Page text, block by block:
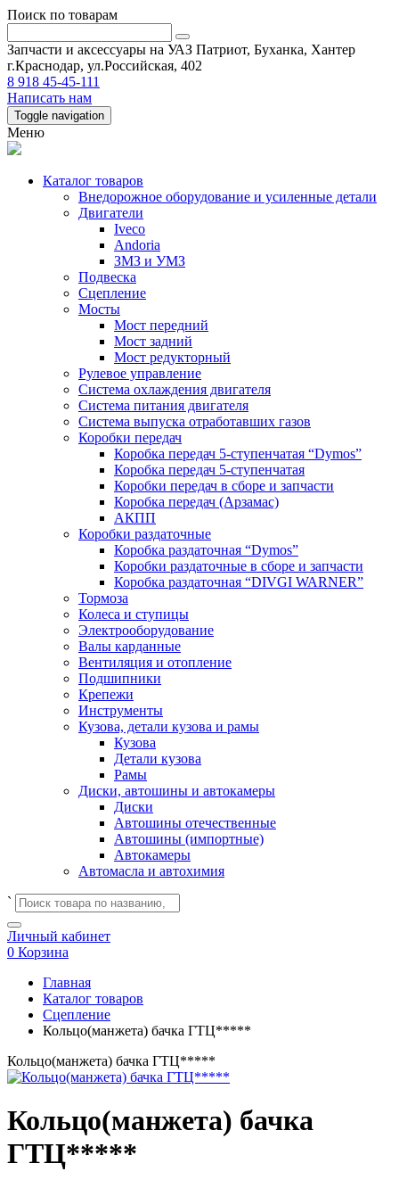
Поиск по товарам
Запчасти и аксессуары на УАЗ Патриот, Буханка, Хантер
г.Краснодар, ул.Российская, 402
8 918 45-45-111
Написать нам
Toggle navigation
Меню
Каталог товаров
Внедорожное оборудование и усиленные детали
Двигатели
Iveco
Andoria
ЗМЗ и УМЗ
Подвеска
Сцепление
Мосты
Мост передний
Мост задний
Мост редукторный
Рулевое управление
Система охлаждения двигателя
Система питания двигателя
Система выпуска отработавших газов
Коробки передач
Коробка передач 5-ступенчатая “Dymos”
Коробка передач 5-ступенчатая
Коробки передач в сборе и запчасти
Коробка передач (Арзамас)
АКПП
Коробки раздаточные
Коробка раздаточная “Dymos”
Коробки раздаточные в сборе и запчасти
Коробка раздаточная “DIVGI WARNER”
Тормоза
Колеса и ступицы
Электрооборудование
Валы карданные
Вентиляция и отопление
Подшипники
Крепежи
Инструменты
Кузова, детали кузова и рамы
Кузова
Детали кузова
Рамы
Диски, автошины и автокамеры
Диски
Автошины отечественные
Автошины (импортные)
Автокамеры
Автомасла и автохимия
`
Личный кабинет
0 Корзина
Главная
Каталог товаров
Сцепление
Кольцо(манжета) бачка ГТЦ*****
Кольцо(манжета) бачка ГТЦ*****
Кольцо(манжета) бачка
ГТЦ*****